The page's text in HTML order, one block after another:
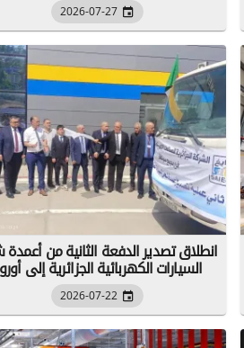
2026-07-27
انطلاق تصدير الدفعة الثانية من
السيارات الكهربائية الجزائرية إلى
2026-07-22